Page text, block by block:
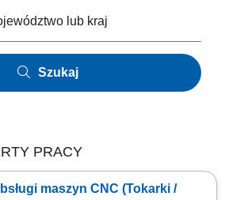
Szukaj
PRACY
maszyn CNC (Tokarki /